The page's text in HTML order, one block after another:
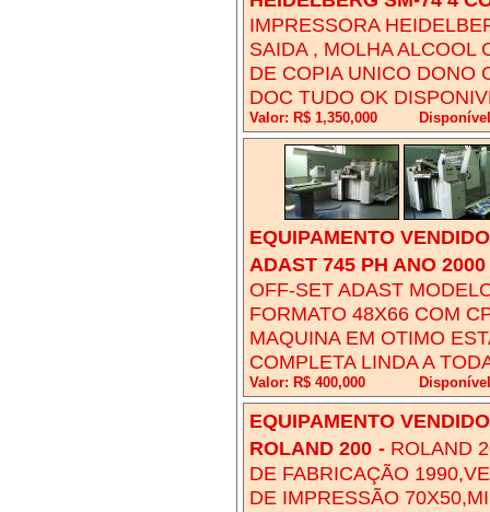
IMPRESSORA
SAIDA , MOLHA ALCOOL
DE COPIA UNICO DONO
DOC TUDO OK
Valor: R$ 1,350,000
EQUIPAMENTO
ADAST 745 PH ANO 2000
OFF-SET ADAST
FORMATO 48X66 COM
MAQUINA EM OTIMO
COMPLETA LINDA A
Valor: R$ 400,000
EQUIPAMENTO
ROLAND 200 - ROLAND
DE FABRICAÇÃO
DE IMPRESSÃO